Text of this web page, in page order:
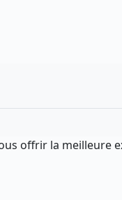
offrir la meilleure